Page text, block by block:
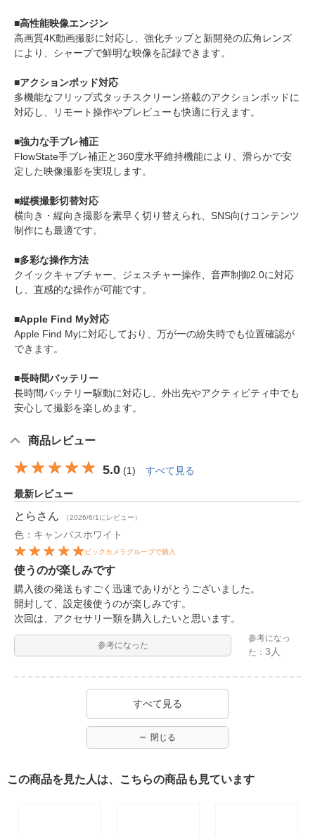
■高性能映像エンジン
高画質4K動画撮影に対応し、強化チップと新開発の広角レンズ
により、シャープで鮮明な映像を記録できます。
■アクションポッド対応
多機能なフリップ式タッチスクリーン搭載のアクションポッドに
対応し、リモート操作やプレビューも快適に行えます。
■強力な手ブレ補正
FlowState手ブレ補正と360度水平維持機能により、滑らかで安
定した映像撮影を実現します。
■縦横撮影切替対応
横向き・縦向き撮影を素早く切り替えられ、SNS向けコンテンツ
制作にも最適です。
■多彩な操作方法
クイックキャプチャー、ジェスチャー操作、音声制御2.0に対応
し、直感的な操作が可能です。
■Apple Find My対応
Apple Find Myに対応しており、万が一の紛失時でも位置確認が
できます。
■長時間バッテリー
長時間バッテリー駆動に対応し、外出先やアクティビティ中でも
安心して撮影を楽しめます。
商品レビュー
5.0 (1) すべて見る
最新レビュー
とら さん （2026/6/1にレビュー）
色：キャンバスホワイト
ビックカメラグループで購入
使うのが楽しみです
購入後の発送もすごく迅速でありがとうございました。
開封して、設定後使うのが楽しみです。
次回は、アクセサリー類を購入したいと思います。
参考になった
参考になっ
た：3人
すべて見る
閉じる
この商品を見た人は、こちらの商品も見ています